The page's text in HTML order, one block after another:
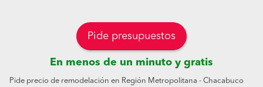
Pide presupuestos
En menos de un minuto y gratis
Pide precio de remodelación en Región Metropolitana - Chacabuco